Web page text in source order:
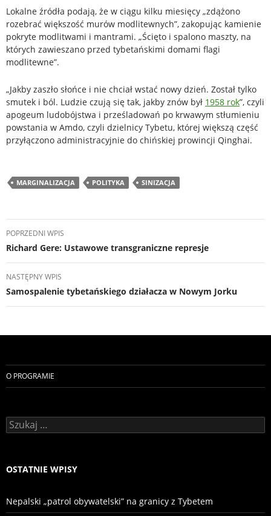
Lokalne źródła podają, że w ciągu kilku miesięcy „zdążono
rozebrać większość murów modlitewnych”, zakopując kamienie
pokryte modlitwami i mantrami. „Ścięto i spalono maszty, na
których zawieszano przed tybetańskimi domami flagi
modlitewne”.
„Jakby zaszło słońce i nie chciał wstać nowy dzień. Został tylko
smutek i ból. Ludzie czują się tak, jakby znów był 1958 rok”, czyli
apogeum ludobójstwa i prześladowań po krwawym stłumieniu
powstania w Amdo, czyli dzielnicy Tybetu, której większą część
przyłączono administracyjnie do chińskiej prowincji Qinghai.
MARGINALIZACJA POLITYKA SINIZACJA
Nawigacja
wpisu
POPRZEDNI WPIS
Richard Gere: Ustawowe transgraniczne represje
NASTĘPNY WPIS
Samospalenie tybetańskiego działacza w Nowym Jorku
O PROGRAMIE
Szukaj:
OSTATNIE WPISY
Nepalski „patrol obywatelski” na granicy z Tybetem